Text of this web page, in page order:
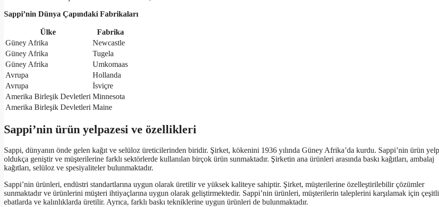
Sappi’nin Dünya Çapındaki Fabrikaları
Ülke
Fabrika
Güney Afrika
Newcastle
Güney Afrika
Tugela
Güney Afrika
Umkomaas
Avrupa
Hollanda
Avrupa
İsviçre
Amerika Birleşik Devletleri Minnesota
Amerika Birleşik Devletleri Maine
Sappi’nin ürün yelpazesi ve özellikleri
Sappi, dünyanın önde gelen kağıt ve selüloz üreticilerinden biridir. Şirket, kökenini 1936 yılında Güney Afrika’da kurdu. Sappi’nin ürün
oldukça geniştir ve müşterilerine farklı sektörlerde kullanılan birçok ürün sunmaktadır. Şirketin ana ürünleri arasında baskı kağıtları, ambalaj
kağıtları, selüloz ve spesiyaliteler bulunmaktadır.
Sappi’nin ürünleri, endüstri standartlarına uygun olarak üretilir ve yüksek kaliteye sahiptir. Şirket, müşterilerine özelleştirilebilir çözümler
sunmaktadır ve ürünlerini müşteri ihtiyaçlarına uygun olarak geliştirmektedir. Sappi’nin ürünleri, müşterilerin taleplerini karşılamak için çeşitli
ebatlarda ve kalınlıklarda üretilir. Ayrıca, farklı baskı tekniklerine uygun ürünleri de bulunmaktadır.